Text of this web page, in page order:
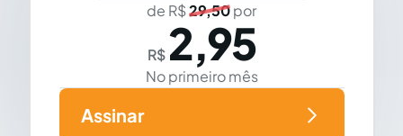
de R$29,50por
R$ 2,95
No primeiro mês
Assinar